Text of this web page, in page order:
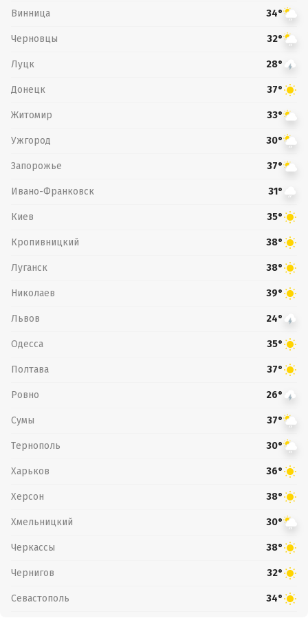
Винница 34°
Черновцы 32°
Луцк 28°
Донецк 37°
Житомир 33°
Ужгород 30°
Запорожье 37°
Ивано-Франковск 31°
Киев 35°
Кропивницкий 38°
Луганск 38°
Николаев 39°
Львов 24°
Одесса 35°
Полтава 37°
Ровно 26°
Сумы 37°
Тернополь 30°
Харьков 36°
Херсон 38°
Хмельницкий 30°
Черкассы 38°
Чернигов 32°
Севастополь 34°